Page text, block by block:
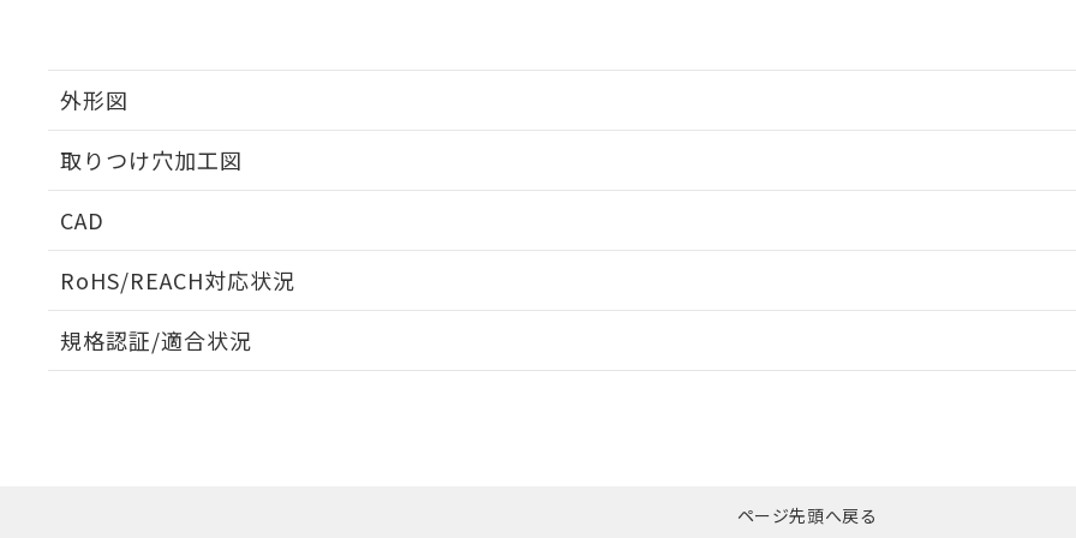
外形図
取りつけ穴加工図
CAD
RoHS/REACH対応状況
EU RoHS 注意事項・凡例
ダウンロードはこちら
規格認証/適合状況
ページ先頭へ戻る